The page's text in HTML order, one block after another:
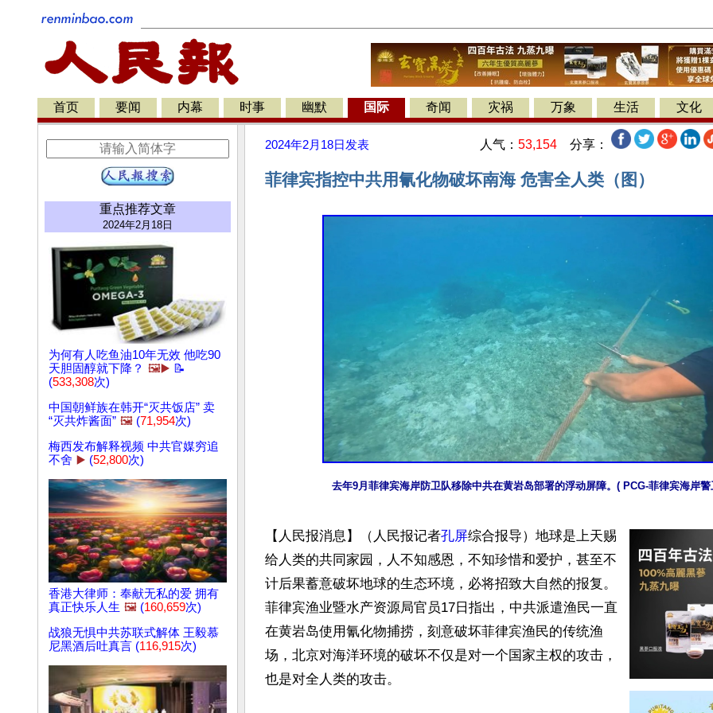
首页 要闻 内幕 时事 幽默 国际 奇闻 灾祸 万象 生活 文化
重点推荐文章
2024年2月18日
为何有人吃鱼油10年无效 他吃90
天胆固醇就下降？ 🖼️▶️ 📝
(533,308次)
中国朝鲜族在韩开“灭共饭店” 卖
“灭共炸酱面” 🖼️ (71,954次)
梅西发布解释视频 中共官媒穷追
不舍 ▶️ (52,800次)
香港大律师：奉献无私的爱 拥有
真正快乐人生 🖼️ (160,659次)
战狼无惧中共苏联式解体 王毅慕
尼黑酒后吐真言 (116,915次)
2024年2月18日 发表 人气： 53,154 分享：
菲律宾指控中共用氰化物破坏南海 危害全人类（图）
去年9月菲律宾海岸防卫队移除中共在黄岩岛部署的浮动屏障。( PCG-菲律宾海岸
【人民报消息】（人民报记者孔屏综合报导）地球是上天赐
给人类的共同家园，人不知感恩，不知珍惜和爱护，甚至不
计后果蓄意破坏地球的生态环境，必将招致大自然的报复。
菲律宾渔业暨水产资源局官员17日指出，中共派遣渔民一直
在黄岩岛使用氰化物捕捞，刻意破坏菲律宾渔民的传统渔
场，北京对海洋环境的破坏不仅是对一个国家主权的攻击，
也是对全人类的攻击。